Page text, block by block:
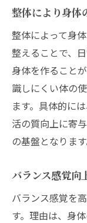
整体により身体
整体によって身
整えることで、
身体を作ること
識しにくい体の
ます。具体的に
活の質向上に寄
の基盤となります
バランス感覚向
バランス感覚を
す。理由は、身